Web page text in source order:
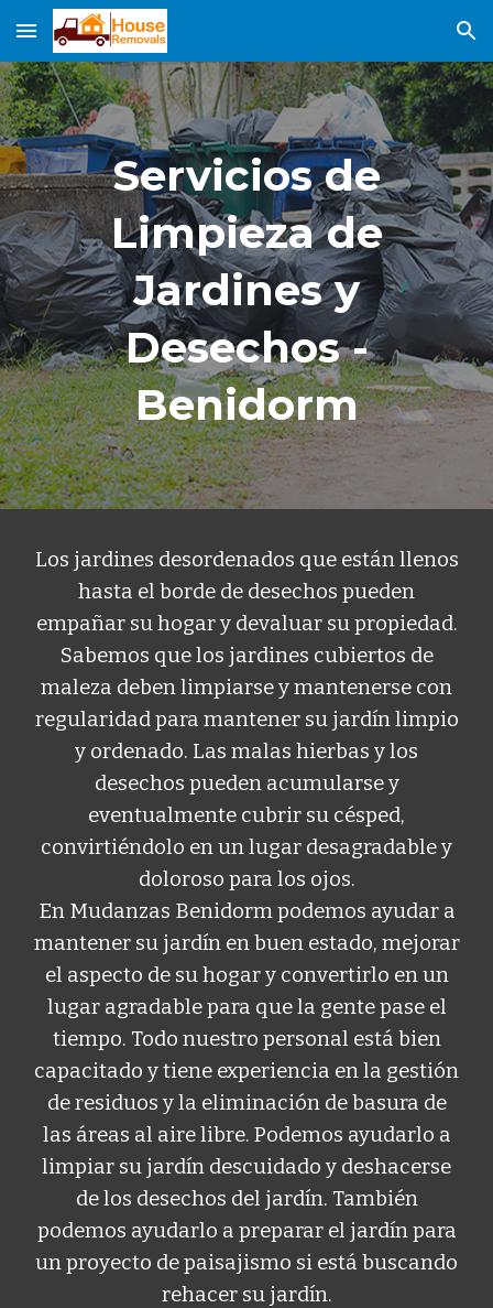
Skip to main content Skip to navigation
Servicios de
Limpieza de
Jardines y
Desechos -
Benidorm
Los jardines desordenados que están llenos
hasta el borde de desechos pueden
empañar su hogar y devaluar su propiedad.
Sabemos que los jardines cubiertos de
maleza deben limpiarse y mantenerse con
regularidad para mantener su jardín limpio
y ordenado. Las malas hierbas y los
desechos pueden acumularse y
eventualmente cubrir su césped,
convirtiéndolo en un lugar desagradable y
doloroso para los ojos.
En Mudanzas Benidorm podemos ayudar a
mantener su jardín en buen estado, mejorar
el aspecto de su hogar y convertirlo en un
lugar agradable para que la gente pase el
tiempo. Todo nuestro personal está bien
capacitado y tiene experiencia en la gestión
de residuos y la eliminación de basura de
las áreas al aire libre. Podemos ayudarlo a
limpiar su jardín descuidado y deshacerse
de los desechos del jardín. También
podemos ayudarlo a preparar el jardín para
un proyecto de paisajismo si está buscando
rehacer su jardín.